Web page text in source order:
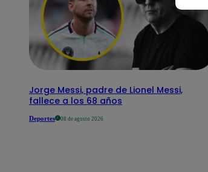
Jorge Messi, padre de Lionel Messi,
fallece a los 68 años
Deportes 08 de agosto 2026